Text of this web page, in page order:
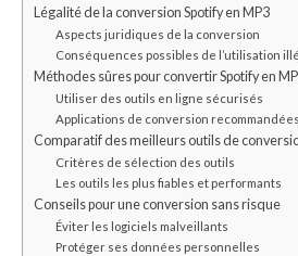
Légalité de la conversion Spotify en MP3
Aspects juridiques de la conversion
Conséquences possibles de l’utilisation
Méthodes sûres pour convertir Spotify en
Utiliser des outils en ligne sécurisés
Applications de conversion recommandées
Comparatif des meilleurs outils de
Critères de sélection des outils
Les outils les plus fiables et performants
Conseils pour une conversion sans risque
Éviter les logiciels malveillants
Protéger ses données personnelles